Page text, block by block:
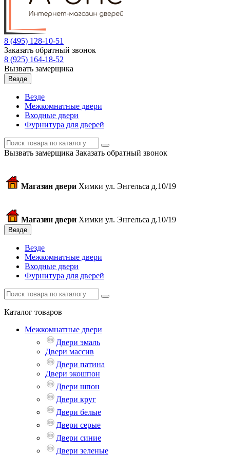
8 (495) 128-10-51
Заказать обратный звонок
8 (925) 164-18-52
Вызвать замерщика
Везде
Везде
Межкомнатные двери
Входные двери
Фурнитура для дверей
Вызвать замерщика Заказать обратный звонок
Магазин двери Химки ул. Энгельса д.10/19
Магазин двери Химки ул. Энгельса д.10/19
Везде
Везде
Межкомнатные двери
Входные двери
Фурнитура для дверей
Каталог товаров
Межкомнатные двери
Двери эмаль
Двери массив
Двери патина
Двери экошпон
Двери шпон
Двери круг
Двери белые
Двери серые
Двери синие
Двери зеленые